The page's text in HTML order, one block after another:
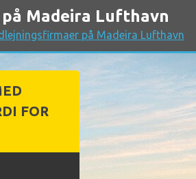
Madeira Lufthavn
på Madeira Lufthavn
FOR